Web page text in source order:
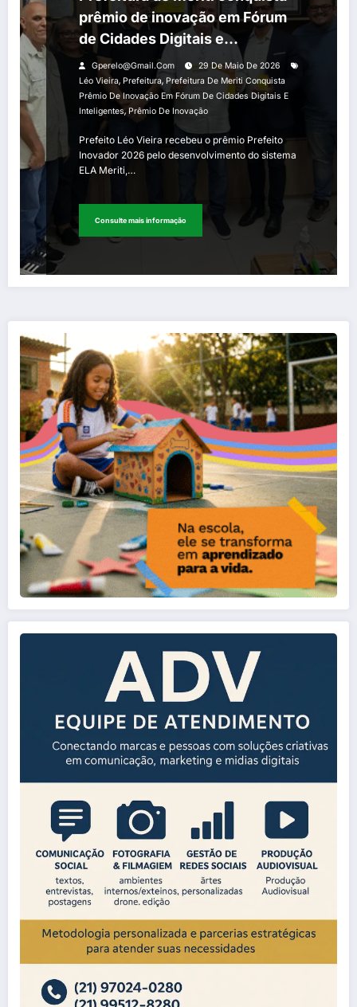
prêmio de inovação em Fórum
de Cidades Digitais e
Inteligentes
Gperelo@gmail.com
29 De Maio De 2026
Léo Vieira, Prefeitura, Prefeitura De Meriti Conquista
Prêmio De Inovação Em Fórum De Cidades Digitais E
Inteligentes, Prêmio De Inovação
Prefeito Léo Vieira recebeu o prêmio Prefeito
Inovador 2026 pelo desenvolvimento do sistema
ELA Meriti,…
Consulte mais informação